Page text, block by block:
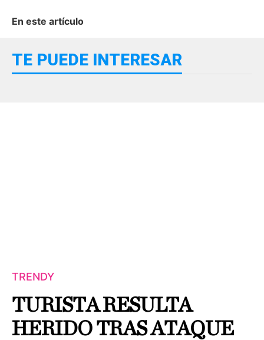
En este artículo
TE PUEDE INTERESAR
TRENDY
TURISTA RESULTA
HERIDO TRAS ATAQUE